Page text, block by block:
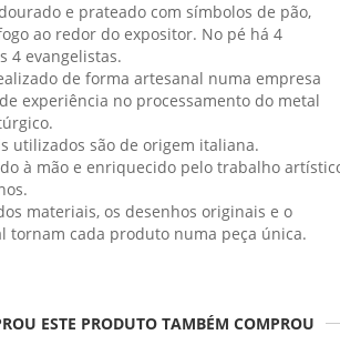
e prateado com símbolos de pão,
ao redor do expositor. No pé há 4
4 evangelistas.
de forma artesanal numa empresa
experiência no processamento do metal
utilizados são de origem italiana.
à mão e enriquecido pelo trabalho
materiais, os desenhos originais e o
tornam cada produto numa peça única.
ESTE PRODUTO TAMBÉM COMPROU